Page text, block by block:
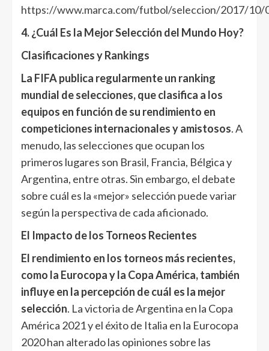
https://www.marca.com/futbol/seleccion/2017/10/
4. ¿Cuál Es la Mejor Selección del Mundo Hoy?
Clasificaciones y Rankings
La FIFA publica regularmente un ranking
mundial de selecciones, que clasifica a los
equipos en función de su rendimiento en
competiciones internacionales y amistosos. A
menudo, las selecciones que ocupan los
primeros lugares son Brasil, Francia, Bélgica y
Argentina, entre otras. Sin embargo, el debate
sobre cuál es la «mejor» selección puede variar
según la perspectiva de cada aficionado.
El Impacto de los Torneos Recientes
El rendimiento en los torneos más recientes,
como la Eurocopa y la Copa América, también
influye en la percepción de cuál es la mejor
selección. La victoria de Argentina en la Copa
América 2021 y el éxito de Italia en la Eurocopa
2020 han alterado las opiniones sobre las